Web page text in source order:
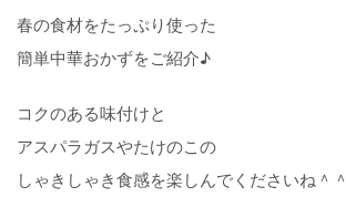
春の食材をたっぷり使った
簡単中華おかずをご紹介♪
コクのある味付けと
アスパラガスやたけのこの
しゃきしゃき食感を楽しんでくださいね＾＾